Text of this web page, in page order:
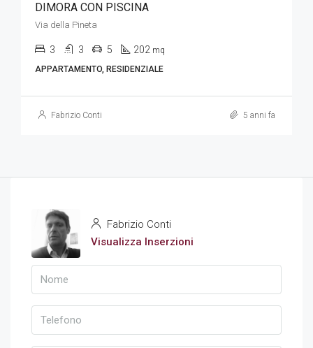
DIMORA CON PISCINA
Via della Pineta
3 3 5 202 mq
APPARTAMENTO, RESIDENZIALE
Fabrizio Conti 5 anni fa
Fabrizio Conti
Visualizza Inserzioni